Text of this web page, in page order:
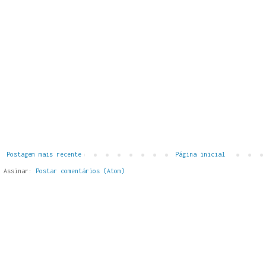
Postagem mais recente Página inicial
Assinar: Postar comentários (Atom)